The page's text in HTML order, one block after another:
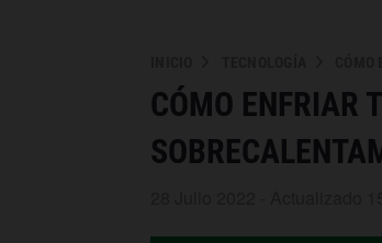
CÓMO ENFRIAR